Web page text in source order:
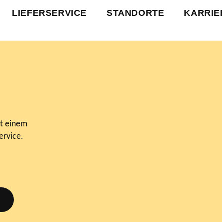
LIEFERSERVICE STANDORTE
einem